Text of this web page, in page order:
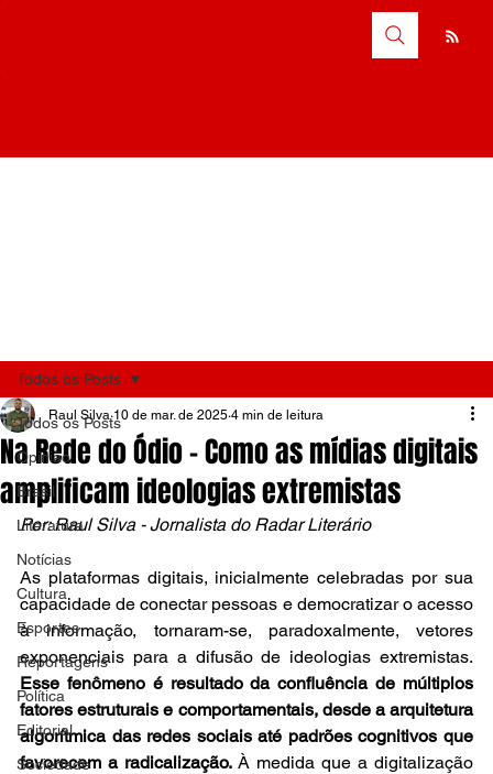
Todos os Posts
Opinião
Brasil
Literatura
Notícias
Cultura
Esportes
Reportagens
Política
Editorial
Sociedade
Todos os Posts
Na Rede do Ódio – Como as mídias digitais
amplificam ideologias extremistas
Raul Silva 10 de mar. de 2025 4 min de leitura
Por: Raul Silva - Jornalista do Radar Literário
As plataformas digitais, inicialmente celebradas por sua
capacidade de conectar pessoas e democratizar o acesso
à informação, tornaram-se, paradoxalmente, vetores
Esse fenômeno é resultado da confluência de múltiplos
fatores estruturais e comportamentais, desde a arquitetura
algorítmica das redes sociais até padrões cognitivos que
favorecem a radicalização. À medida que a digitalização